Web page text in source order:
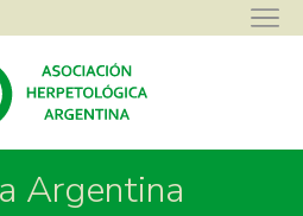
Herpetofauna Argentina
>Kentropyx
Argentina